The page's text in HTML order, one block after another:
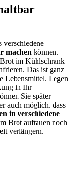
verschiedene
machen können.
im Kühlschrank
Das ist ganz
Lebensmittel. Legen
in Ihr
Sie später
auch möglich, dass
in verschiedene
Brot auftauen noch
verlängern.